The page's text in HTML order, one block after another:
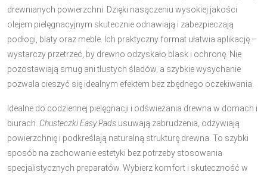
drewnianych powierzchni. Dzięki nasączeniu wysokiej jakości
olejem pielęgnacyjnym skutecznie odnawiają i zabezpieczają
podłogi, blaty oraz meble. Ich praktyczny format ułatwia aplikację –
wystarczy przetrzeć, by drewno odzyskało blask i ochronę. Nie
pozostawiają smug ani tłustych śladów, a szybkie wysychanie
pozwala cieszyć się idealnym efektem bez zbędnego oczekiwania.
Idealne do codziennej pielęgnacji i odświeżania drewna w domach i
biurach. Chusteczki Easy Pads usuwają zabrudzenia, odżywiają
powierzchnię i podkreślają naturalną strukturę drewna. To szybki
sposób na zachowanie estetyki bez potrzeby stosowania
specjalistycznych preparatów. Wybierz komfort i skuteczność w